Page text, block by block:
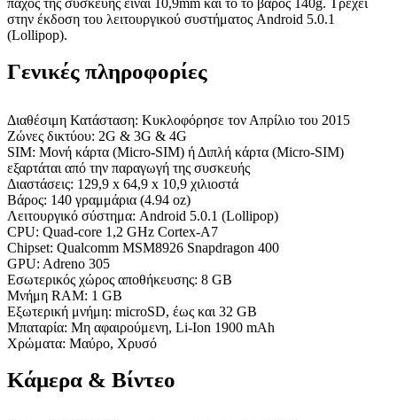
πάχος της συσκευής είναι 10,9mm και το το βάρος 140g. Τρέχει
στην έκδοση του λειτουργικού συστήματος Android 5.0.1
(Lollipop).
Γενικές πληροφορίες
Διαθέσιμη Κατάσταση: Κυκλοφόρησε τον Απρίλιο του 2015
Ζώνες δικτύου: 2G & 3G & 4G
SIM: Μονή κάρτα (Micro-SIM) ή Διπλή κάρτα (Micro-SIM)
εξαρτάται από την παραγωγή της συσκευής
Διαστάσεις: 129,9 x 64,9 x 10,9 χιλιοστά
Βάρος: 140 γραμμάρια (4.94 oz)
Λειτουργικό σύστημα: Android 5.0.1 (Lollipop)
CPU: Quad-core 1,2 GHz Cortex-A7
Chipset: Qualcomm MSM8926 Snapdragon 400
GPU: Adreno 305
Εσωτερικός χώρος αποθήκευσης: 8 GB
Μνήμη RAM: 1 GB
Εξωτερική μνήμη: microSD, έως και 32 GB
Μπαταρία: Μη αφαιρούμενη, Li-Ion 1900 mAh
Χρώματα: Μαύρο, Χρυσό
Κάμερα & Βίντεο